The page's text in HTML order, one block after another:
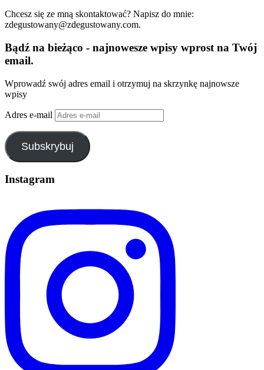
Chcesz się ze mną skontaktować? Napisz do mnie:
zdegustowany@zdegustowany.com.
Bądź na bieżąco - najnowesze wpisy wprost na Twój
email.
Wprowadź swój adres email i otrzymuj na skrzynkę najnowsze
wpisy
Adres e-mail
Subskrybuj
Instagram